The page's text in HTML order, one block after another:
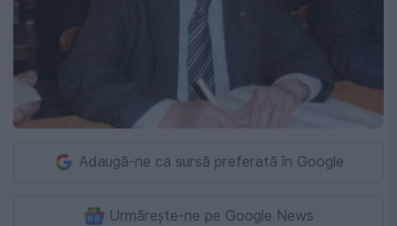
Adaugă-ne ca sursă preferată în Google
Urmărește-ne pe Google News